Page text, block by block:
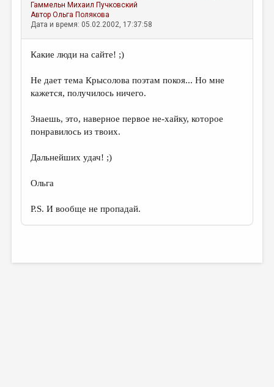
МЕДИА
Гаммельн Михаил Пучковский
АвторОльга Полякова
Дата и время: 05.02.2002, 17:37:58
Какие люди на сайте! ;)
Не дает тема Крысолова поэтам покоя... Но мне
кажется, получилось ничего.
Знаешь, это, наверное первое не-хайку, которое
понравилось из твоих.
Дальнейших удач! ;)
Ольга
P.S. И вообще не пропадай.